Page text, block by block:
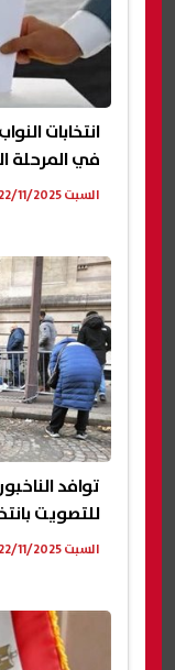
انتخابات
في المرحلة
السبت 22/11/2025 03:17 م
توافد
للتصويت
السبت 22/11/2025 12:00 م